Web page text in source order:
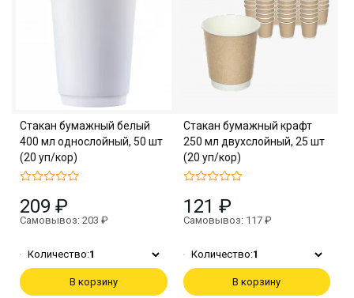
Стакан бумажный белый
400 мл однослойный, 50 шт
(20 уп/кор)
209 ₽
Самовывоз: 203 ₽
Количество:1
В корзину
Стакан бумажный крафт
250 мл двухслойный, 25 шт
(20 уп/кор)
121 ₽
Самовывоз: 117 ₽
Количество:1
В корзину